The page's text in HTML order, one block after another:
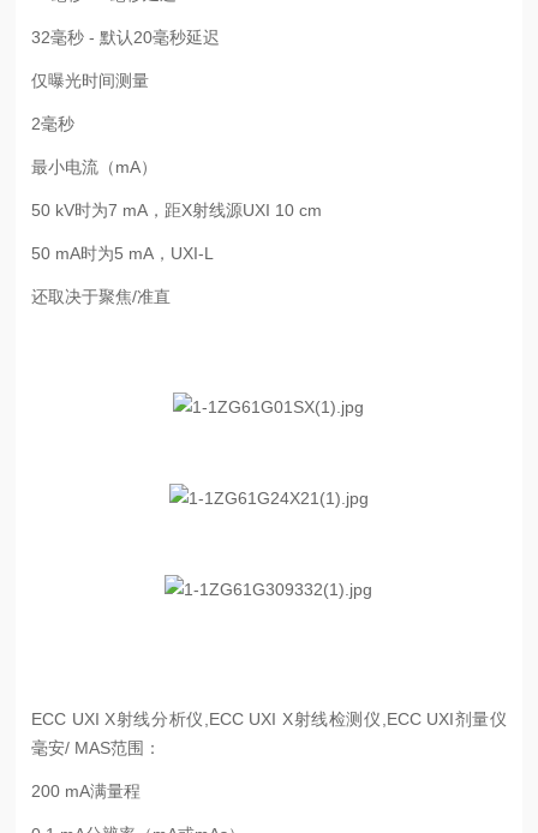
32毫秒 - 默认20毫秒延迟
仅曝光时间测量
2毫秒
最小电流（mA）
50 kV时为7 mA，距X射线源UXI 10 cm
50 mA时为5 mA，UXI-L
还取决于聚焦/准直
ECC UXI X射线分析仪,ECC UXI X射线检测仪,ECC UXI剂量仪
毫安/ MAS范围：
200 mA满量程